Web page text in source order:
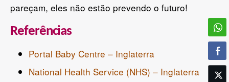
pareçam, eles não estão prevendo o futuro!
Referências
Portal Baby Centre – Inglaterra
National Health Service (NHS) – Inglaterra